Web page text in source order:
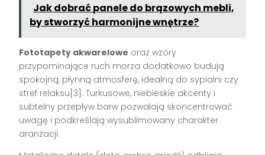
Jak dobrać panele do brązowych mebli,
by stworzyć harmonijne wnętrze?
Fototapety akwarelowe oraz wzory
przypominające ruch morza dodatkowo budują
spokojną, płynną atmosferę, idealną do sypialni czy
stref relaksu[3]. Turkusowe, niebieskie akcenty i
subtelny przepływ barw pozwalają skoncentrować
uwagę i podkreślają wysublimowany charakter
aranżacji.